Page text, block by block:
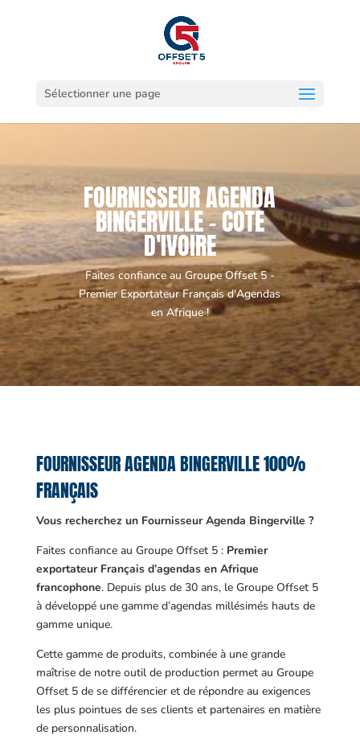
Sélectionner une page
FOURNISSEUR AGENDA
BINGERVILLE - COTE
D'IVOIRE
Faites confiance au Groupe Offset 5 -
Premier Exportateur Français d'Agendas
en Afrique !
FOURNISSEUR AGENDA BINGERVILLE 100%
FRANÇAIS
Vous recherchez un Fournisseur Agenda Bingerville ?
Faites confiance au Groupe Offset 5 : Premier
exportateur Français d’agendas en Afrique
francophone. Depuis plus de 30 ans, le Groupe Offset 5
à développé une gamme d’agendas millésimés hauts de
gamme unique.
Cette gamme de produits, combinée à une grande
maîtrise de notre outil de production permet au Groupe
Offset 5 de se différencier et de répondre au exigences
les plus pointues de ses clients et partenaires en matière
de personnalisation.